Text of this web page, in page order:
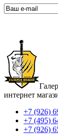
интернет
+7 (926)
+7 (495)
+7 (926)